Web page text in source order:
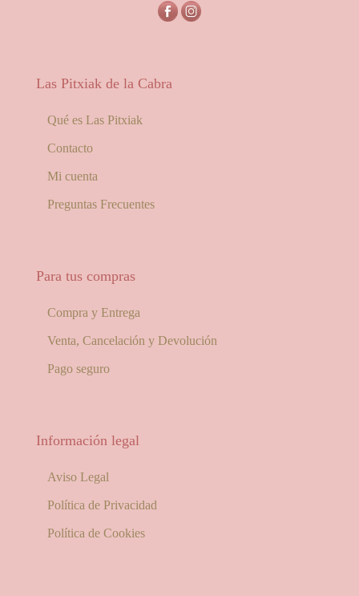
Las Pitxiak de la Cabra
Qué es Las Pitxiak
Contacto
Mi cuenta
Preguntas Frecuentes
Para tus compras
Compra y Entrega
Venta, Cancelación y Devolución
Pago seguro
Información legal
Aviso Legal
Política de Privacidad
Política de Cookies